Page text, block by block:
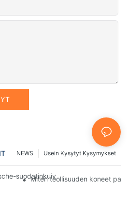
Usein Kysytyt Kysymykset
NEWS
suodatinkuivaimet vs. muut
Miten teollisuuden koneet